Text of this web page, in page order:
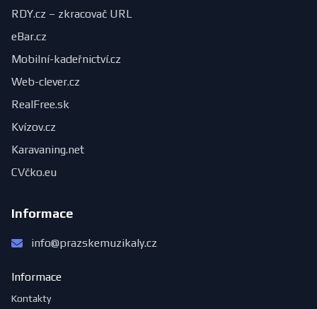
RDY.cz – zkracovač URL
eBar.cz
Mobilní-kadeřnictví.cz
Web-clever.cz
RealFree.sk
Kvízov.cz
Karavaning.net
CVčko.eu
Informace
info@prazskemuzikaly.cz
Informace
Kontakty